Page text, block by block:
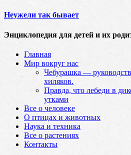
Неужели так бывает
Энциклопедия для детей и их
Главная
Мир вокруг нас
Чебурашка —
хиляков.
Правда, что лебеди в
утками
Все о человеке
О птицах и животных
Наука и техника
Все о растениях
Контакты